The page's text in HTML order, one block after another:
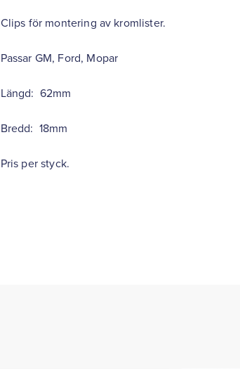
Clips för montering av kromlister.
Passar GM, Ford, Mopar
Längd: 62mm
Bredd: 18mm
Pris per styck.